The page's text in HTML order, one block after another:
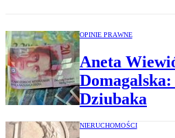
OPINIE PRAWNE
Aneta
Dziubaka
NIERUCHOMOŚCI